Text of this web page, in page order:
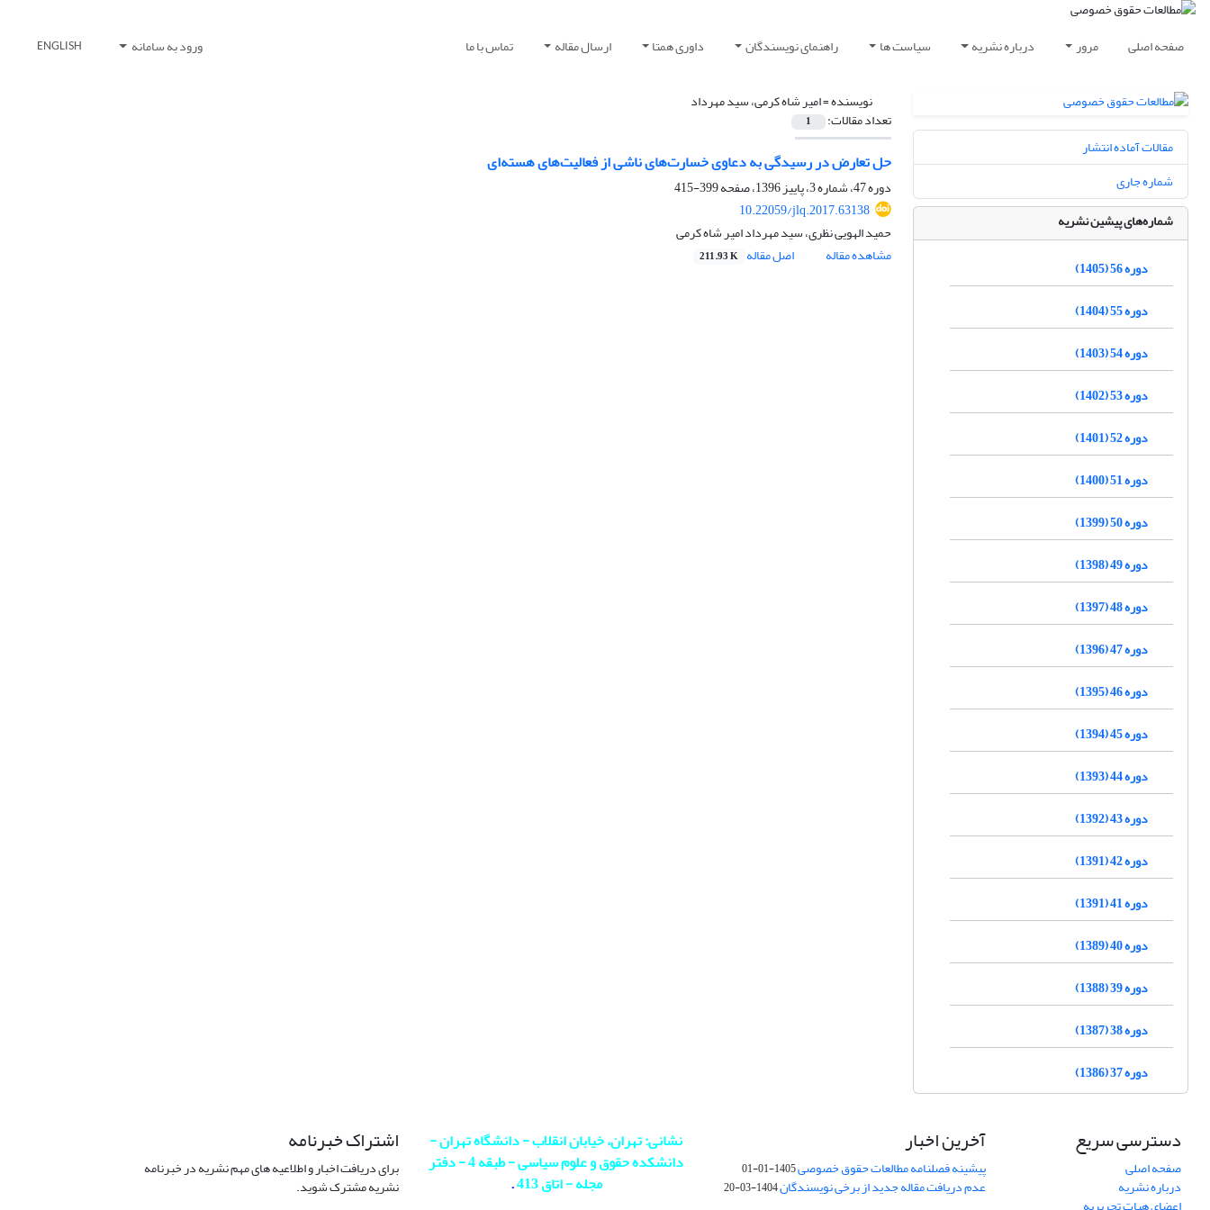
صفحه اصلی مرور درباره نشریه سیاست ها راهنمای نویسندگان داوری همتا ارسال مقاله تماس با ما ورود به سامانه ENGLISH
نویسنده =امیر شاه کرمی، سید مهرداد
تعداد مقالات: 1
حل تعارض در رسیدگی به دعاوی خسارت‌های ناشی از فعالیت‌های هسته‌ای
دوره 47، شماره 3، پاییز 1396، صفحه
399-415
10.22059/jlq.2017.63138
حمید الهویی نظری، سید مهرداد امیر شاه کرمی
مشاهده مقاله
اصل مقاله 211.93 K
مقالات آماده انتشار
شماره جاری
شماره‌های پیشین نشریه
دوره 56 (1405)
دوره 55 (1404)
دوره 54 (1403)
دوره 53 (1402)
دوره 52 (1401)
دوره 51 (1400)
دوره 50 (1399)
دوره 49 (1398)
دوره 48 (1397)
دوره 47 (1396)
دوره 46 (1395)
دوره 45 (1394)
دوره 44 (1393)
دوره 43 (1392)
دوره 42 (1391)
دوره 41 (1391)
دوره 40 (1389)
دوره 39 (1388)
دوره 38 (1387)
دوره 37 (1386)
دسترسی سریع
صفحه اصلی
درباره نشریه
آخرین اخبار
پیشینه فصلنامه مطالعات حقوق خصوصی1405-01-01
عدم دریافت مقاله جدید از برخی نویسندگان1404-03-20
نشانی: تهران، خیابان انقلاب - دانشگاه تهران -
دانشکده حقوق و علوم سیاسی - طبقه 4 - دفتر
مجله - اتاق 413
.
اشتراک خبرنامه
برای دریافت اخبار و اطلاعیه های مهم نشریه در خبرنامه
نشریه مشترک شوید.